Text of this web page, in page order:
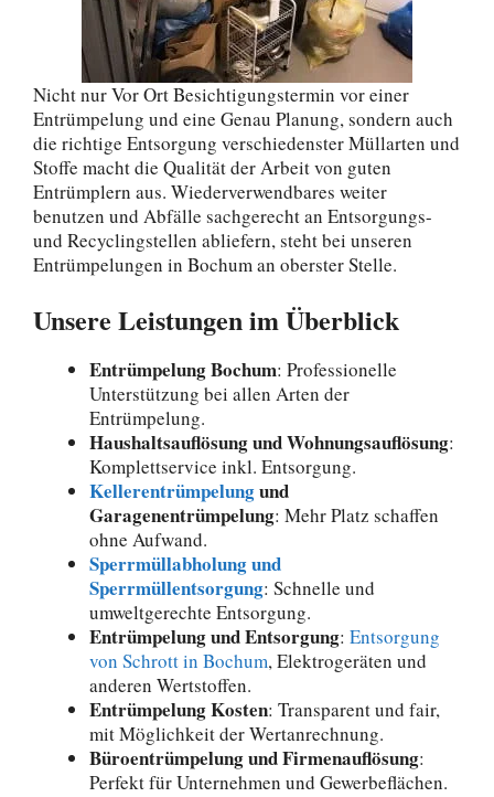
Nicht nur Vor Ort Besichtigungstermin vor einer
Entrümpelung und eine Genau Planung, sondern auch
die richtige Entsorgung verschiedenster Müllarten und
Stoffe macht die Qualität der Arbeit von guten
Entrümplern aus. Wiederverwendbares weiter
benutzen und Abfälle sachgerecht an Entsorgungs-
und Recyclingstellen abliefern, steht bei unseren
Entrümpelungen in Bochum an oberster Stelle.
Unsere Leistungen im Überblick
Entrümpelung Bochum: Professionelle
Unterstützung bei allen Arten der
Entrümpelung.
Haushaltsauflösung und Wohnungsauflösung:
Komplettservice inkl. Entsorgung.
Kellerentrümpelungund
Garagenentrümpelung: Mehr Platz schaffen
ohne Aufwand.
Sperrmüllabholung und
Sperrmüllentsorgung: Schnelle und
umweltgerechte Entsorgung.
Entrümpelung und Entsorgung: Entsorgung
von Schrott in Bochum, Elektrogeräten und
anderen Wertstoffen.
Entrümpelung Kosten: Transparent und fair,
mit Möglichkeit der Wertanrechnung.
Büroentrümpelung und Firmenauflösung:
Perfekt für Unternehmen und Gewerbeflächen.